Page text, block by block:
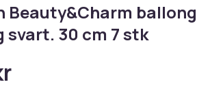
Beauty&Charm
svart. 30 cm 7 stk